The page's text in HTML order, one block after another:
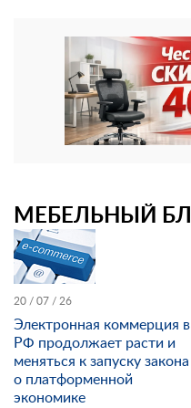
МЕБЕЛЬНЫЙ
20 / 07 / 26
Электронная коммерция в
РФ продолжает расти и
меняться к запуску закона
о платформенной
экономике